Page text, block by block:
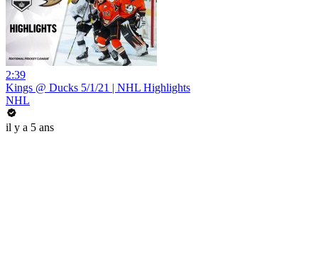
2:39
Kings @ Ducks 5/1/21 | NHL Highlights
NHL
il y a 5 ans